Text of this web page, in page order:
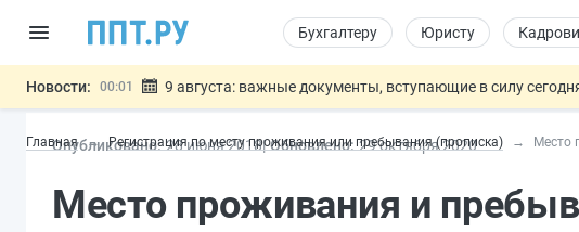
Бухгалтеру Юристу
Новости: 00:01 9 августа: важные документы, вступающие в силу
07.08 Дистанционную работу беременных пропишут в ТК РФ
07.08
Важно Разработают единые критерии трудовых и ГПХ-
Главная Регистрация по месту проживания или пребывания (прописка) Место
Опубликовано: 28 июня2018 Обновлено: 29 октября2020
Место проживания и